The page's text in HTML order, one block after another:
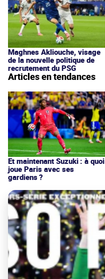
Maghnes Akliouche, visage
de la nouvelle politique de
recrutement du PSG
Articles en tendances
Et maintenant Suzuki : à quoi
joue Paris avec ses
gardiens ?